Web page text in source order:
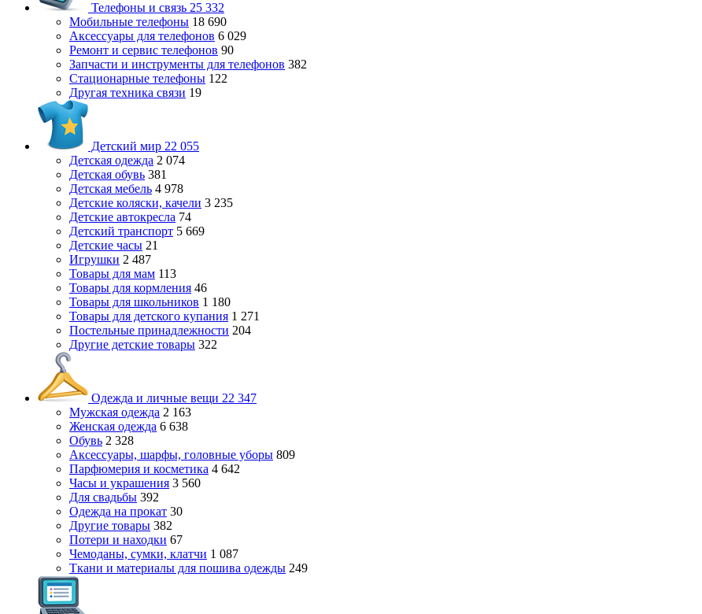
Телефоны и связь 25 332
Мобильные телефоны 18 690
Аксессуары для телефонов 6 029
Ремонт и сервис телефонов 90
Запчасти и инструменты для телефонов 382
Стационарные телефоны 122
Другая техника связи 19
Детский мир 22 055
Детская одежда 2 074
Детская обувь 381
Детская мебель 4 978
Детские коляски, качели 3 235
Детские автокресла 74
Детский транспорт 5 669
Детские часы 21
Игрушки 2 487
Товары для мам 113
Товары для кормления 46
Товары для школьников 1 180
Товары для детского купания 1 271
Постельные принадлежности 204
Другие детские товары 322
Одежда и личные вещи 22 347
Мужская одежда 2 163
Женская одежда 6 638
Обувь 2 328
Аксессуары, шарфы, головные уборы 809
Парфюмерия и косметика 4 642
Часы и украшения 3 560
Для свадьбы 392
Одежда на прокат 30
Другие товары 382
Потери и находки 67
Чемоданы, сумки, клатчи 1 087
Ткани и материалы для пошива одежды 249